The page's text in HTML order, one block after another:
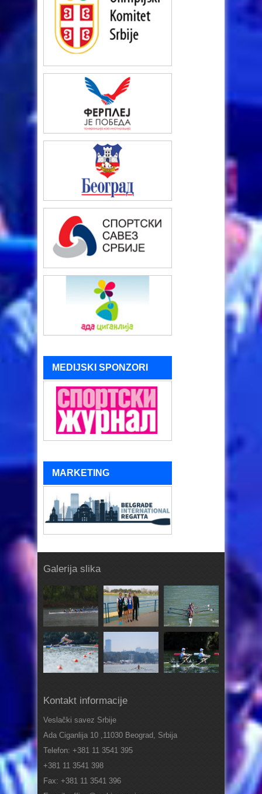
MEDIJSKI SPONZORI
MARKETING
Galerija slika
Kontakt informacije
Veslački savez Srbije
Ada Ciganlija 10 ,11030 Beograd, Srbija
Telefon: +381 11 3541 395
+381 11 3541 398
Fax: +381 11 3541 396